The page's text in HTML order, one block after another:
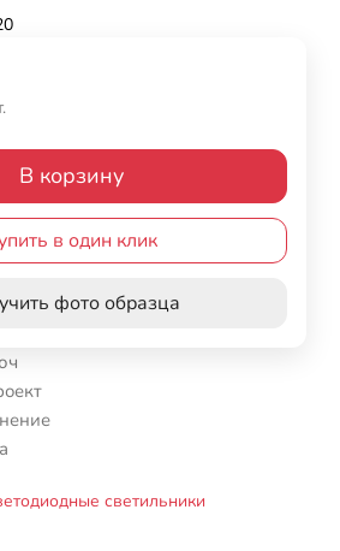
В корзину
в один клик
фото образца
светильники